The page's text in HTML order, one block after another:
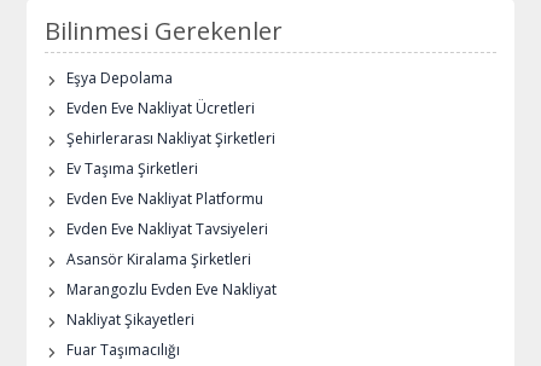
Bilinmesi Gerekenler
Eşya Depolama
Evden Eve Nakliyat Ücretleri
Şehirlerarası Nakliyat Şirketleri
Ev Taşıma Şirketleri
Evden Eve Nakliyat Platformu
Evden Eve Nakliyat Tavsiyeleri
Asansör Kiralama Şirketleri
Marangozlu Evden Eve Nakliyat
Nakliyat Şikayetleri
Fuar Taşımacılığı